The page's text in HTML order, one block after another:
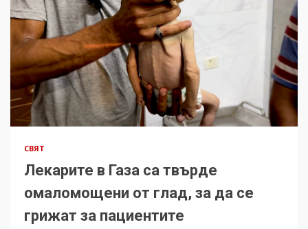
СВЯТ
Лекарите в Газа са твърде
омаломощени от глад, за да се
грижат за пациентите